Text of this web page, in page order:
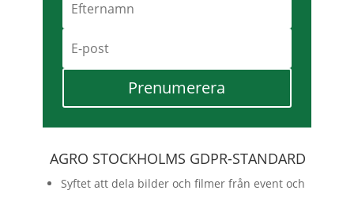
Prenumerera
AGRO STOCKHOLMS GDPR-STANDARD
Syftet att dela bilder och filmer från event och